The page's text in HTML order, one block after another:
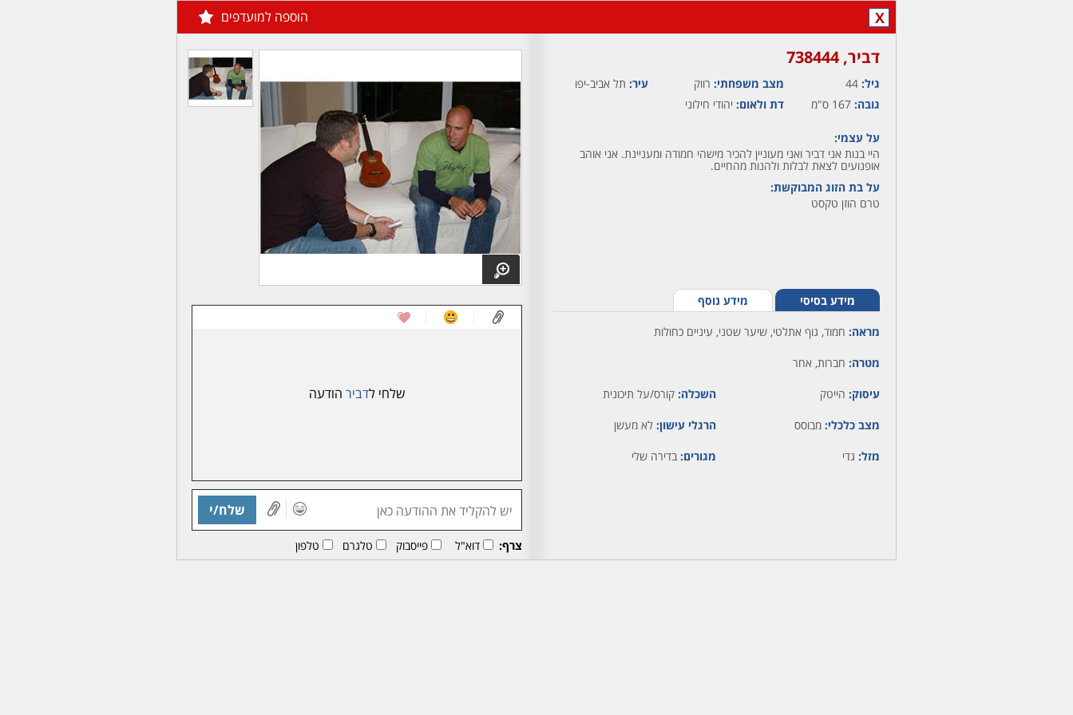
X הוספה למועדפים
דביר,‏ 738444
גיל: 44 מצב משפחתי: רווק עיר: תל אביב-יפו
גובה: 167 ס"מ דת ולאום: יהודי חילוני
על עצמי:
היי בנות אני דביר ואני מעוניין להכיר מישהי חמודה ומעניינת. אני אוהב
אופנועים לצאת לבלות ולהנות מהחיים.
על בת הזוג המבוקשת:
טרם הוזן טקסט
מידע בסיסי מידע נוסף
מראה: חמוד, גוף אתלטי, שיער שטני, עיניים כחולות
מטרה: חברות, אחר
עיסוק: הייטק השכלה: קורס/על תיכונית
מצב כלכלי: מבוסס הרגלי עישון: לא מעשן
מזל: גדי מגורים: בדירה שלי
שלחי לדביר הודעה
שלח/י
צרף: דוא"ל פייסבוק טלגרם טלפון